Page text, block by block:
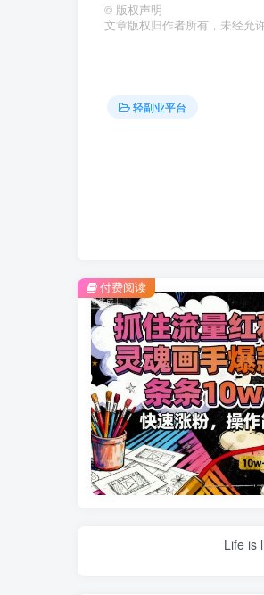
© 版权声明
文章版权归作者所有，未经允
轻副业平台
付费阅读
Life is